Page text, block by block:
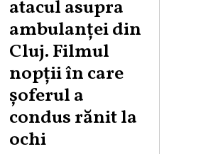
atacul asupra
ambulanței din
Cluj. Filmul
nopții în care
șoferul a
condus rănit la
ochi